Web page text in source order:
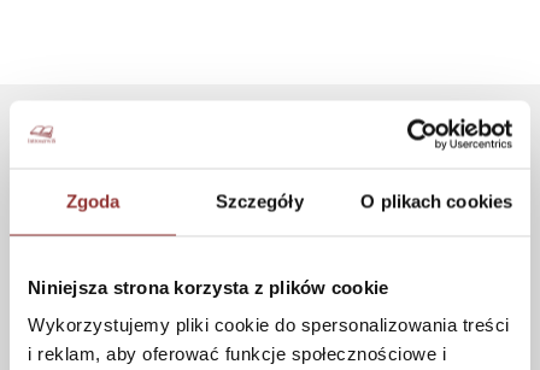
Zgoda Szczegóły O plikach cookies
Niniejsza strona korzysta z plików cookie
Wykorzystujemy pliki cookie do spersonalizowania treści
i reklam, aby oferować funkcje społecznościowe i
Jak kupować
Koszt dostawy
Informacje techniczne